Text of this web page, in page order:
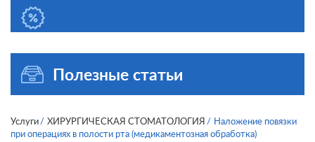
Полезные статьи
Услуги ХИРУРГИЧЕСКАЯ СТОМАТОЛОГИЯ
Наложение повязки
при операциях в полости рта (медикаментозная обработка)